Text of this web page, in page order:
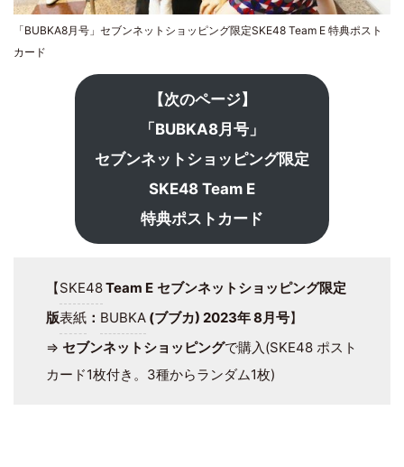
「BUBKA8月号」セブンネットショッピング限定SKE48 Team E 特典ポスト
カード
【次のページ】
「BUBKA8月号」
セブンネットショッピング限定
SKE48 Team E
特典ポストカード
【SKE48Team E セブンネットショッピング限定
版表紙： BUBKA(ブブカ) 2023年 8月号】
⇒ セブンネットショッピングで購入(SKE48 ポスト
カード1枚付き。3種からランダム1枚)